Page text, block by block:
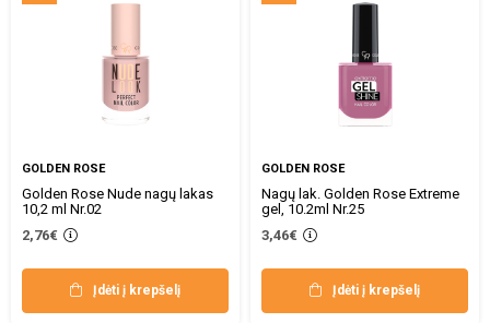
GOLDEN ROSE
Golden Rose Nude nagų lakas
10,2 ml Nr.02
2,76€
Įdėti į krepšelį
GOLDEN ROSE
Nagų lak. Golden Rose Extreme
gel, 10.2ml Nr.25
3,46€
Įdėti į krepšelį